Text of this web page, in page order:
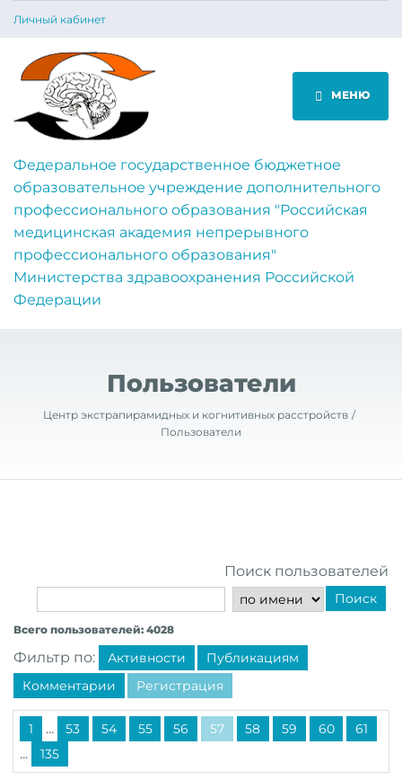
Личный кабинет
МЕНЮ
Федеральное государственное бюджетное
образовательное учреждение дополнительного
профессионального образования "Российская
медицинская академия непрерывного
профессионального образования"
Министерства здравоохранения Российской
Федерации
Пользователи
Центр экстрапирамидных и когнитивных расстройств
Пользователи
Поиск пользователей
Поиск
Всего пользователей: 4028
Фильтр по: Активности
Публикациям
Комментарии
Регистрация
1 ... 53 54 55 56 57 58 59 60 61
... 135